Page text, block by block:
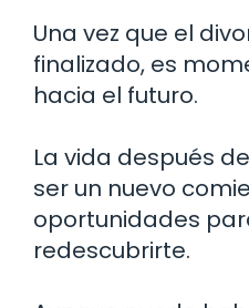
Una vez que el
finalizado, es
hacia el futuro.
La vida después
ser un nuevo
oportunidades
redescubrirte.